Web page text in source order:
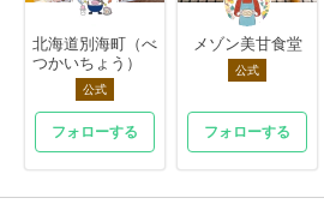
北海道別海町（べ
つかいちょう）
公式
フォローする
メゾン美甘食堂
公式
フォローする